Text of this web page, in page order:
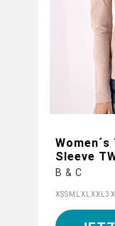
Sleeve
B & C
XSS M XL XXL
Gestalte